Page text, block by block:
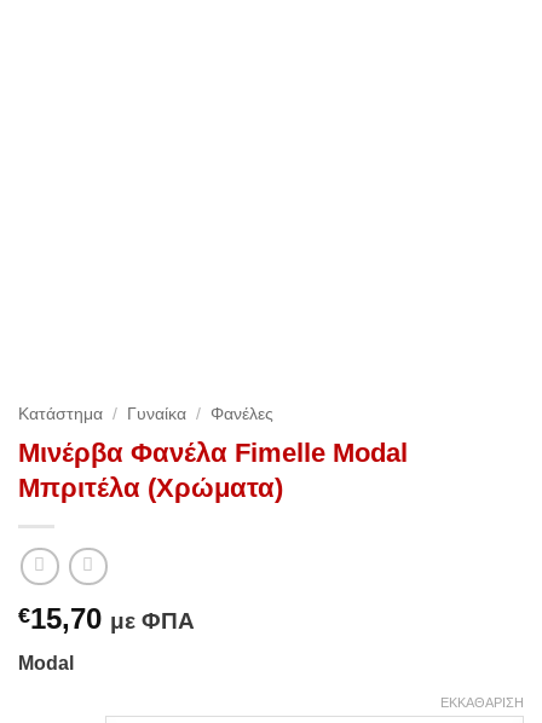
Κατάστημα / Γυναίκα / Φανέλες
Μινέρβα Φανέλα Fimelle Modal
Μπριτέλα (Χρώματα)
€15,70 με ΦΠΑ
Modal
ΕΚΚΑΘΆΡΙΣΗ